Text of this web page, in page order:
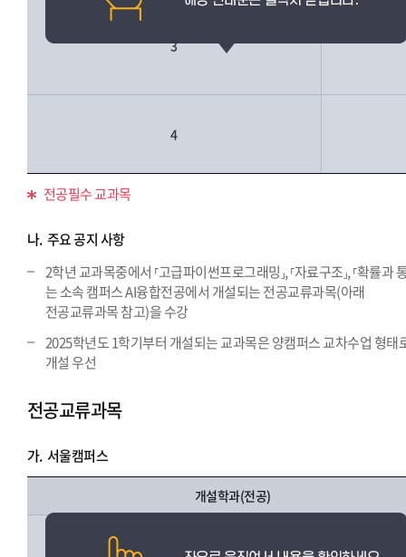
3
4
전공필수 교과목
나. 주요 공지 사항
2학년 교과목중에서 ⸢고급파이썬프로그래밍⸥, ⸢자료구조⸥, ⸢확률과
는 소속 캠퍼스 AI융합전공에서 개설되는 전공교류과목(아래
전공교류과목 참고)을 수강
2025학년도 1학기부터 개설되는 교과목은 양캠퍼스 교차수업 형태
개설 우선
전공교류과목
가. 서울캠퍼스
개설학과(전공)